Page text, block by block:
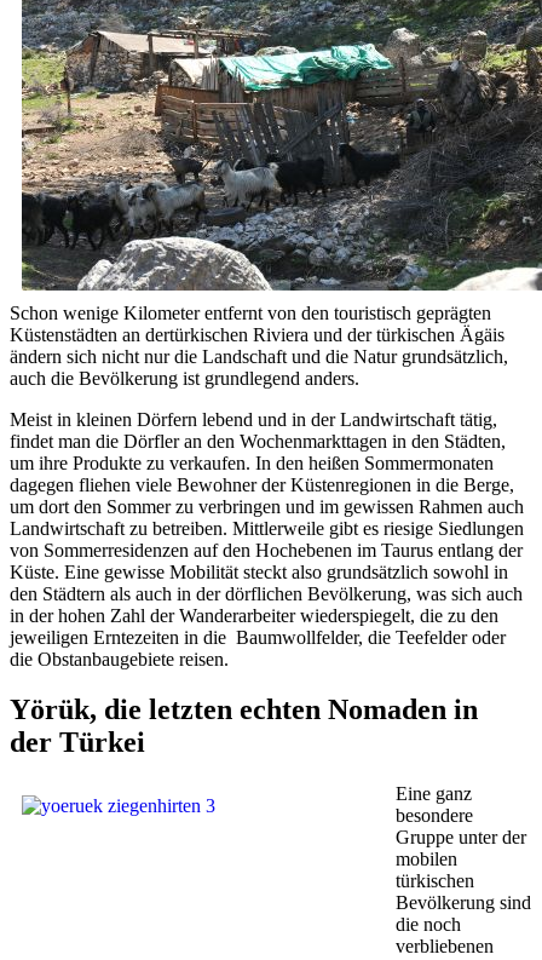
Schon wenige Kilometer entfernt von den touristisch geprägten
Küstenstädten an dertürkischen Riviera und der türkischen Ägäis
ändern sich nicht nur die Landschaft und die Natur grundsätzlich,
auch die Bevölkerung ist grundlegend anders.
Meist in kleinen Dörfern lebend und in der Landwirtschaft tätig,
findet man die Dörfler an den Wochenmarkttagen in den Städten,
um ihre Produkte zu verkaufen. In den heißen Sommermonaten
dagegen fliehen viele Bewohner der Küstenregionen in die Berge,
um dort den Sommer zu verbringen und im gewissen Rahmen auch
Landwirtschaft zu betreiben. Mittlerweile gibt es riesige Siedlungen
von Sommerresidenzen auf den Hochebenen im Taurus entlang der
Küste. Eine gewisse Mobilität steckt also grundsätzlich sowohl in
den Städtern als auch in der dörflichen Bevölkerung, was sich auch
in der hohen Zahl der Wanderarbeiter wiederspiegelt, die zu den
jeweiligen Erntezeiten in die Baumwollfelder, die Teefelder oder
die Obstanbaugebiete reisen.
Yörük, die letzten echten Nomaden in
der Türkei
Eine ganz
besondere
Gruppe unter der
mobilen
türkischen
Bevölkerung sind
die noch
verbliebenen